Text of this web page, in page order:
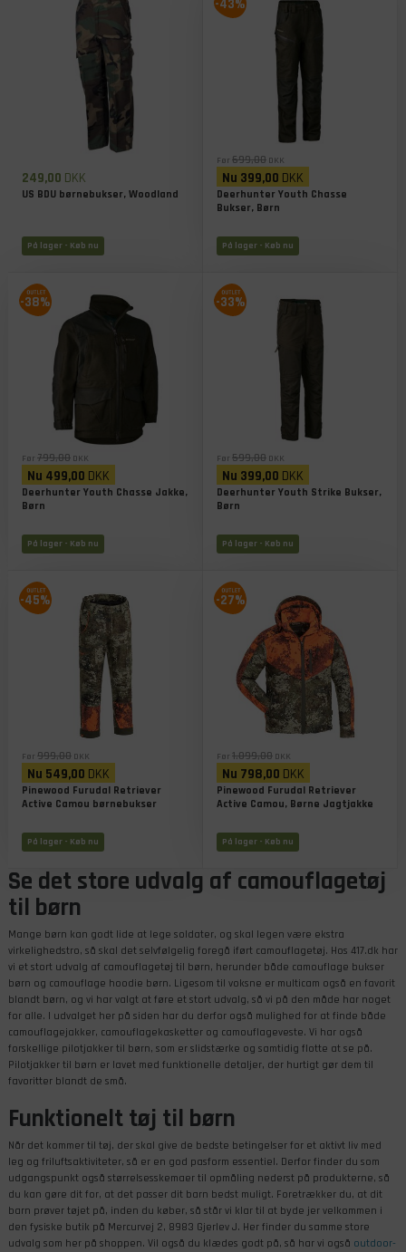
249,00 DKK
US BDU børnebukser, Woodland
På lager - Køb nu
-43%
Før 699,00 DKK
Nu 399,00 DKK
Deerhunter Youth Chasse
Bukser, Børn
På lager - Køb nu
-38%
Før 799,00 DKK
Nu 499,00 DKK
Deerhunter Youth Chasse Jakke,
Børn
På lager - Køb nu
-33%
Før 599,00 DKK
Nu 399,00 DKK
Deerhunter Youth Strike Bukser,
Børn
På lager - Køb nu
-45%
Før 999,00 DKK
Nu 549,00 DKK
Pinewood Furudal Retriever
Active Camou børnebukser
På lager - Køb nu
-27%
Før 1.099,00 DKK
Nu 798,00 DKK
Pinewood Furudal Retriever
Active Camou, Børne Jagtjakke
På lager - Køb nu
Se det store udvalg af camouflagetøj
til børn
Mange børn kan godt lide at lege soldater, og skal legen være ekstra
virkelighedstro, så skal det selvfølgelig foregå iført camouflagetøj. Hos 417.dk har
vi et stort udvalg af camouflagetøj til børn, herunder både camouflage bukser
børn og camouflage hoodie børn. Ligesom til voksne er multicam også en favorit
blandt børn, og vi har valgt at føre et stort udvalg, så vi på den måde har noget
for alle. I udvalget her på siden har du derfor også mulighed for at finde både
camouflagejakker, camouflagekasketter og camouflageveste. Vi har også
forskellige pilotjakker til børn, som er slidstærke og samtidig flotte at se på.
Pilotjakker til børn er lavet med funktionelle detaljer, der hurtigt gør dem til
favoritter blandt de små.
Funktionelt tøj til børn
Når det kommer til tøj, der skal give de bedste betingelser for et aktivt liv med
leg og friluftsaktiviteter, så er en god pasform essentiel. Derfor finder du som
udgangspunkt også størrelsesskemaer til opmåling nederst på produkterne, så
du kan gøre dit for, at det passer dit barn bedst muligt. Foretrækker du, at dit
barn prøver tøjet på, inden du køber, så står vi klar til at byde jer velkommen i
den fysiske butik på Mercurvej 2, 8983 Gjerlev J. Her finder du samme store
udvalg som her på shoppen. Vil også du klædes godt på, så har vi også outdoor-